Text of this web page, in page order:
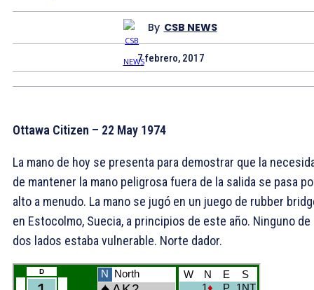
By CSB NEWS
7 febrero, 2017
Ottawa Citizen – 22 May 1974
La mano de hoy se presenta para demostrar que la
de mantener la mano peligrosa fuera de la salida se pasa
alto a menudo. La mano se jugó en un juego de rubber
en Estocolmo, Suecia, a principios de este año. Ninguno de
dos lados estaba vulnerable. Norte dador.